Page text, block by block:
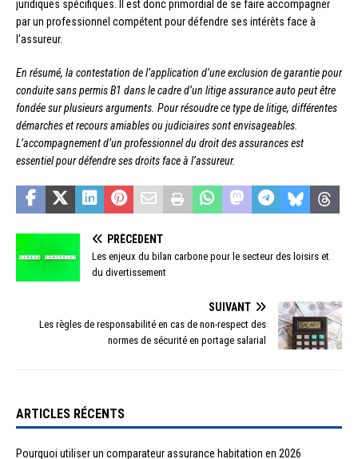
juridiques spécifiques. Il est donc primordial de se faire accompagner
par un professionnel compétent pour défendre ses intérêts face à
l’assureur.
En résumé, la contestation de l’application d’une exclusion de garantie pour
conduite sans permis B1 dans le cadre d’un litige assurance auto peut être
fondée sur plusieurs arguments. Pour résoudre ce type de litige, différentes
démarches et recours amiables ou judiciaires sont envisageables.
L’accompagnement d’un professionnel du droit des assurances est
essentiel pour défendre ses droits face à l’assureur.
PRÉCÉDENT
Les enjeux du bilan carbone pour le secteur des loisirs et
du divertissement
SUIVANT
Les règles de responsabilité en cas de non-respect des
normes de sécurité en portage salarial
ARTICLES RÉCENTS
Pourquoi utiliser un comparateur assurance habitation en 2026